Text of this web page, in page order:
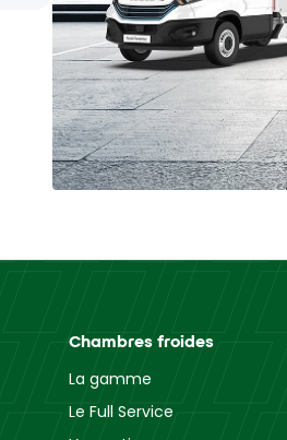
Chambres froides
La gamme
Le Full Service